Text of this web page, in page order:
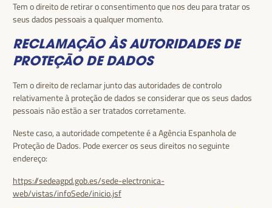
Tem o direito de retirar o consentimento que nos deu para tratar os
seus dados pessoais a qualquer momento.
RECLAMAÇÃO ÀS AUTORIDADES DE
PROTEÇÃO DE DADOS
Tem o direito de reclamar junto das autoridades de controlo
relativamente à proteção de dados se considerar que os seus dados
pessoais não estão a ser tratados corretamente.
Neste caso, a autoridade competente é a Agência Espanhola de
Proteção de Dados. Pode exercer os seus direitos no seguinte
endereço:
https://sedeagpd.gob.es/sede-electronica-
web/vistas/infoSede/inicio.jsf